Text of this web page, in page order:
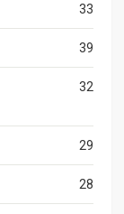
33
39
32
29
28